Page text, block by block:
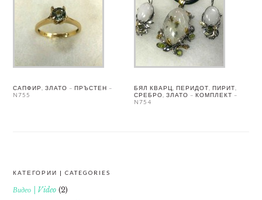
САПФИР, ЗЛАТО – ПРЪСТЕН –
N755
БЯЛ КВАРЦ, ПЕРИДОТ, ПИРИТ,
СРЕБРО, ЗЛАТО – КОМПЛЕКТ –
N754
FOOTER
КАТЕГОРИИ | CATEGORIES
Видео | Video (2)